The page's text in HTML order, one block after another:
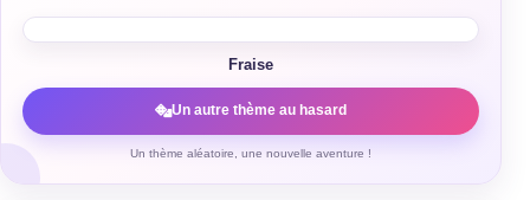
Fraise
Un autre thème au hasard
Un thème aléatoire, une nouvelle aventure !